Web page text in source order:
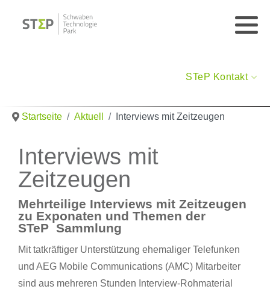
STeP Kontakt
Startseite Aktuell Interviews mit Zeitzeugen
Interviews mit
Zeitzeugen
Mehrteilige Interviews mit Zeitzeugen
zu Exponaten und Themen der
STeP Sammlung
Mit tatkräftiger Unterstützung ehemaliger Telefunken
und AEG Mobile Communications (AMC) Mitarbeiter
sind aus mehreren Stunden Interview-Rohmaterial